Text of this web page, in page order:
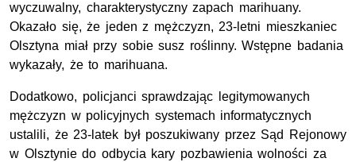
wyczuwalny, charakterystyczny zapach marihuany.
Okazało się, że jeden z mężczyzn, 23-letni mieszkaniec
Olsztyna miał przy sobie susz roślinny. Wstępne badania
wykazały, że to marihuana.
Dodatkowo, policjanci sprawdzając legitymowanych
mężczyzn w policyjnych systemach informatycznych
ustalili, że 23-latek był poszukiwany przez Sąd Rejonowy
w Olsztynie do odbycia kary pozbawienia wolności za